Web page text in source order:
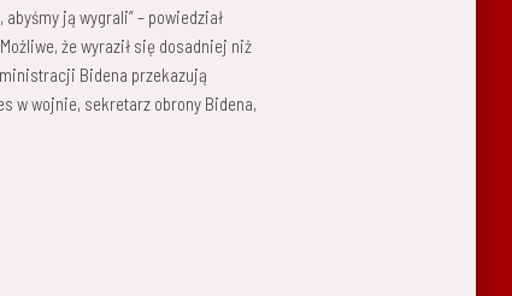
ją wygrali” – powiedział
że wyraził się dosadniej niż
Bidena przekazują
w wojnie, sekretarz obrony Bidena,